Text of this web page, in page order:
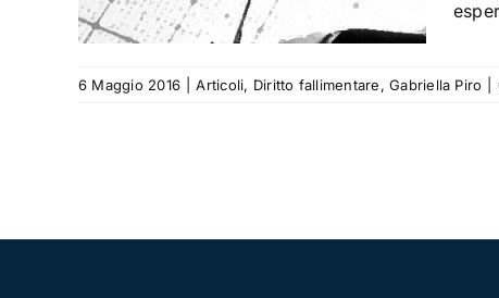
6 Maggio 2016 Articoli, Diritto fallimentare,Gabriella Piro